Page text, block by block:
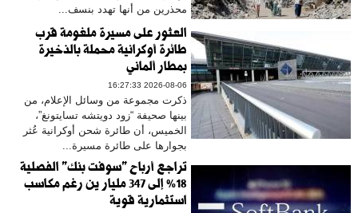
محذرين من أنها تهدد بنسف...
العثور على مسيرة ملغومة قرب
طائرة أوكرانية محملة بالذخيرة
بمطار ألماني
2026-08-06 16:27:33
ذكرت مجموعة من وسائل الإعلام، من
بينها صحيفة “زود دويتشه تسايتونغ”،
الخميس، أن طائرة شحن أوكرانية عُثر
بجوارها على طائرة مسيرة...
تراجع أرباح "سوفت بنك" الفصلية
18% إلى 347 مليار ين رغم مكاسب
استثمارية قوية